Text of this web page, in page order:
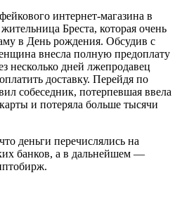
интернет-магазина в
Бреста, которая очень
в День рождения. Обсудив с
внесла полную предоплату
несколько дней лжепродавец
доставку. Перейдя по
собеседник, потерпевшая ввела
и потеряла больше тысячи
деньги перечислялись на
банков, а в дальнейшем —